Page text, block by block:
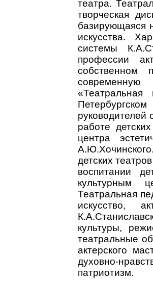
театра.
творческая
базирующаяся
искусства.
системы
профессии
собственном
«Театральная
руководителей
работе
центра
детских
воспитании
культурным
Театральная
искусство,
культуры,
театральные
актерского
духовно-
патриотизм.